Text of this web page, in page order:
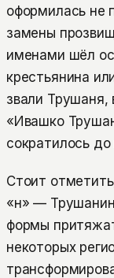
оформилась не
замены
именами шёл
крестьянина
звали Трушаня,
«Ивашко
сократилось
Стоит
«н» —
формы
некоторых